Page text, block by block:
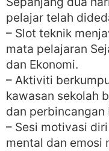
pelajar telah
– Slot teknik
mata pelajaran
dan Ekonomi.
– Aktiviti
kawasan sekolah
dan perbincangan
– Sesi motivasi
mental dan emosi